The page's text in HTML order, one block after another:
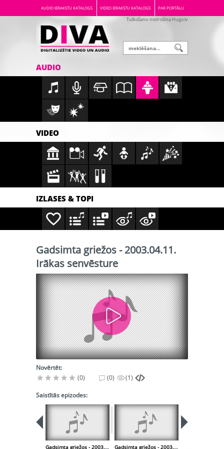
AUDIO IERAKSTU KATALOGS VIDEO IERAKSTU KATALOGS PAR PORTĀLU
Tulkošanu nodrošina Hugo.lv
AUDIO
VIDEO
IZLASES & TOPI
Gadsimta griežos - 2003.04.11.
Irākas senvēsture
Novērtēt:
(0)
(0) (1)
Saistītās epizodes:
Gadsimta griežos - 2003.04.04 Stāsts par Tēvu tēvu Jāni Andersonu Gadsimta griežos - 2003.05.02. Par kurdu vēsturi pasaulē un Latvijā